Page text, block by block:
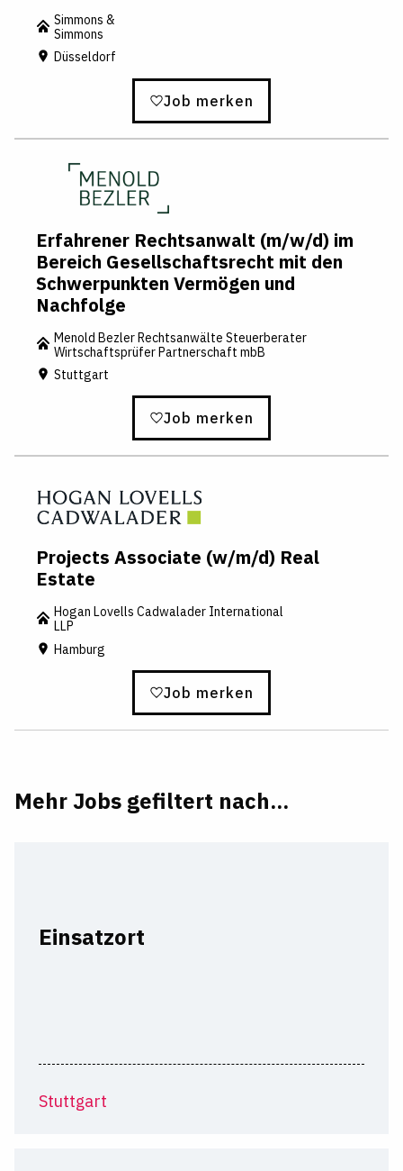
Simmons &
Simmons
Düsseldorf
Job merken
Erfahrener Rechtsanwalt (m/w/d) im
Bereich Gesellschaftsrecht mit den
Schwerpunkten Vermögen und
Nachfolge
Menold Bezler Rechtsanwälte Steuerberater
Wirtschaftsprüfer Partnerschaft mbB
Stuttgart
Job merken
Projects Associate (w/m/d) Real
Estate
Hogan Lovells Cadwalader International
LLP
Hamburg
Job merken
Mehr Jobs gefiltert nach...
Einsatzort
Stuttgart